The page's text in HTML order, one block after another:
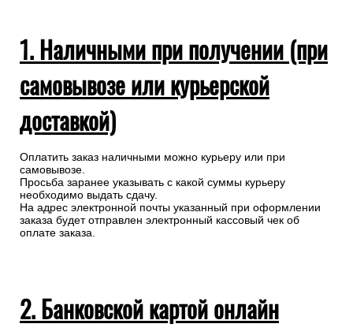
1. Наличными при получении (при
самовывозе или курьерской
доставкой)
Оплатить заказ наличными можно курьеру или при
самовывозе.
Просьба заранее указывать с какой суммы курьеру
необходимо выдать сдачу.
На адрес электронной почты указанный при оформлении
заказа будет отправлен электронный кассовый чек об
оплате заказа.
2. Банковской картой онлайн